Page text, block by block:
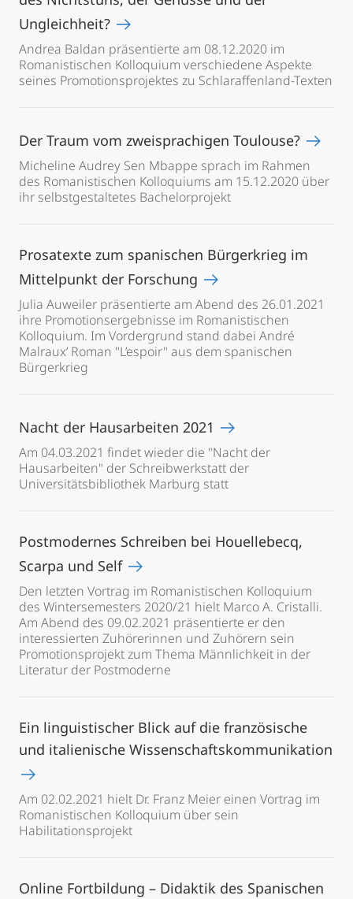
Ungleichheit?
Andrea Baldan präsentierte am 08.12.2020 im
Romanistischen Kolloquium verschiedene Aspekte
seines Promotionsprojektes zu Schlaraffenland-Texten
Der Traum vom zweisprachigen Toulouse?
Micheline Audrey Sen Mbappe sprach im Rahmen
des Romanistischen Kolloquiums am 15.12.2020 über
ihr selbstgestaltetes Bachelorprojekt
Prosatexte zum spanischen Bürgerkrieg im
Mittelpunkt der Forschung
Julia Auweiler präsentierte am Abend des 26.01.2021
ihre Promotionsergebnisse im Romanistischen
Kolloquium. Im Vordergrund stand dabei André
Malraux’ Roman "L’espoir" aus dem spanischen
Bürgerkrieg
Nacht der Hausarbeiten 2021
Am 04.03.2021 findet wieder die "Nacht der
Hausarbeiten" der Schreibwerkstatt der
Universitätsbibliothek Marburg statt
Postmodernes Schreiben bei Houellebecq,
Scarpa und Self
Den letzten Vortrag im Romanistischen Kolloquium
des Wintersemesters 2020/21 hielt Marco A. Cristalli.
Am Abend des 09.02.2021 präsentierte er den
interessierten Zuhörerinnen und Zuhörern sein
Promotionsprojekt zum Thema Männlichkeit in der
Literatur der Postmoderne
Ein linguistischer Blick auf die französische
und italienische Wissenschaftskommunikation
Am 02.02.2021 hielt Dr. Franz Meier einen Vortrag im
Romanistischen Kolloquium über sein
Habilitationsprojekt
Online Fortbildung – Didaktik des Spanischen